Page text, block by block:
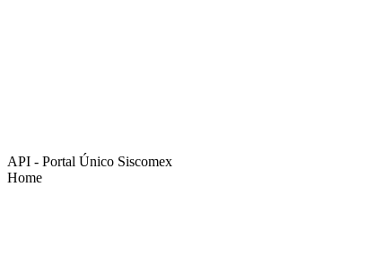
API - Portal Único Siscomex
Home